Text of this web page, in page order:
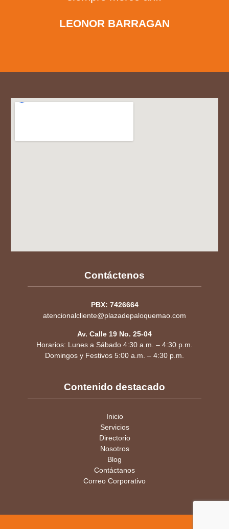
ANDRY CALVO
PBX: 7426664
Av. Calle 19 No. 25-04
Domingos y Festivos 5:00 a.m. – 4:30 p.m.
Inicio
Directorio
Nosotros
Blog
Contáctanos
Correo Corporativo